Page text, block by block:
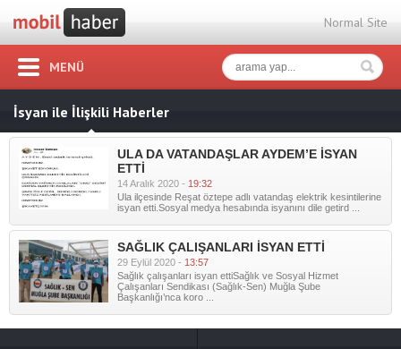
Normal Site
MENÜ
İsyan ile İlişkili Haberler
ULA DA VATANDAŞLAR AYDEM’E İSYAN
ETTİ
14 Aralık 2020 - 19:32
Ula ilçesinde Reşat öztepe adlı vatandaş elektrik kesintilerine
isyan etti.Sosyal medya hesabında isyanını dile getird ...
SAĞLIK ÇALIŞANLARI İSYAN ETTİ
29 Eylül 2020 - 13:57
Sağlık çalışanları isyan ettiSağlık ve Sosyal Hizmet
Çalışanları Sendikası (Sağlık-Sen) Muğla Şube
Başkanlığı’nca koro ...